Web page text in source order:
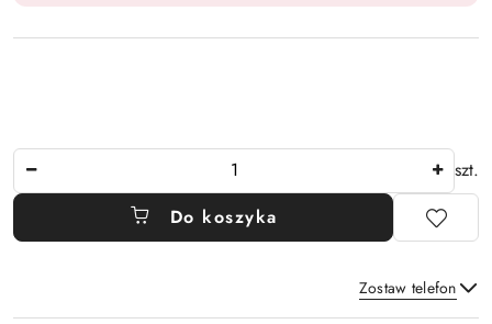
szt.
Do koszyka
Zostaw telefon